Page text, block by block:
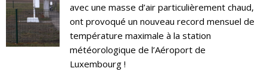
avec une masse d’air particulièrement chaud,
ont provoqué un nouveau record mensuel de
température maximale à la station
météorologique de l’Aéroport de
Luxembourg !